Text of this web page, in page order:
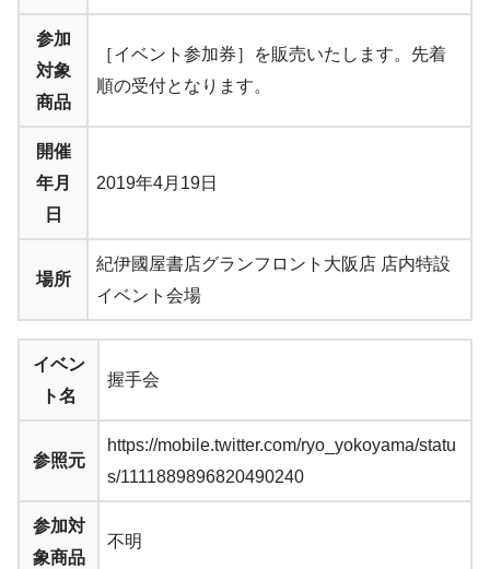
参加
対象
商品
［イベント参加券］を販売いたします。先着
順の受付となります。
開催
年月
日
2019年4月19日
場所
紀伊國屋書店グランフロント大阪店 店内特設
イベント会場
イベン
ト名
握手会
参照元
https://mobile.twitter.com/ryo_yokoyama/statu
s/1111889896820490240
参加対
象商品
不明